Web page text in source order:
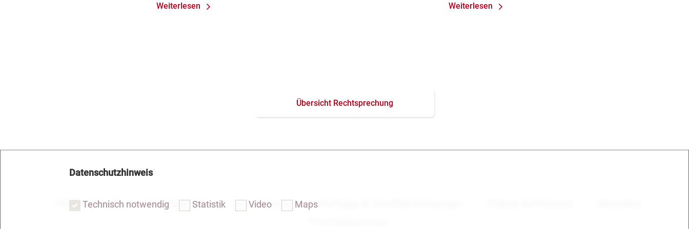
Weiterlesen
Weiterlesen
Übersicht Rechtsprechung
Notar Dresden Fachgebiete Das Notariat Vorträge & Veröffentlichungen
Datenschutzhinweis
Technisch notwendig Statistik Video Maps